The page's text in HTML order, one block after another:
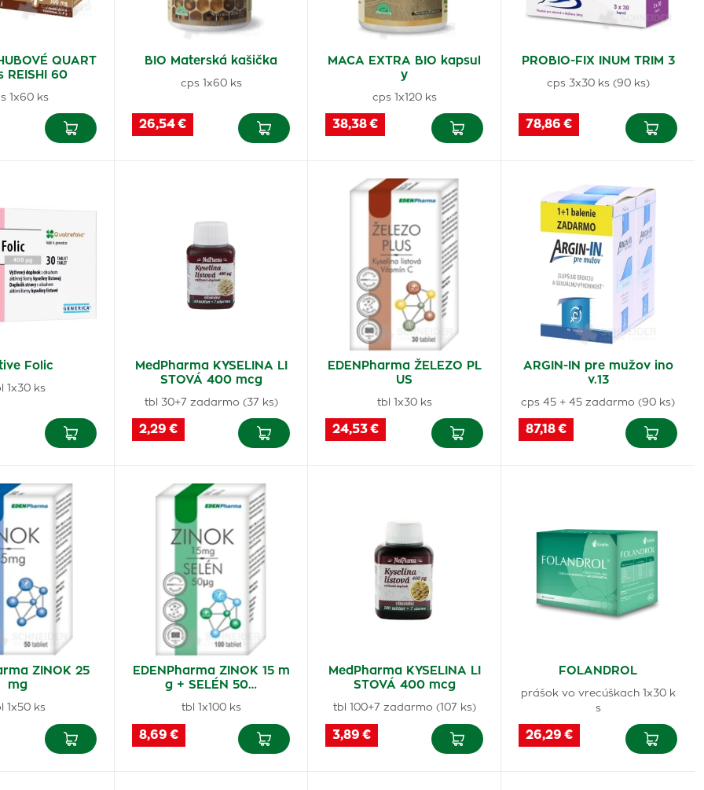
QUART
REISHI 60
1x60 ks
BIO Materská kašička
cps 1x60 ks
26,54 €
MACA EXTRA BIO kapsul
y
cps 1x120 ks
38,38 €
PROBIO-FIX INUM TRIM 3
cps 3x30 ks (90 ks)
78,86 €
Folic
1x30 ks
MedPharma KYSELINA LI
STOVÁ 400 mcg
tbl 30+7 zadarmo (37 ks)
2,29 €
EDENPharma ŽELEZO PL
US
tbl 1x30 ks
24,53 €
ARGIN-IN pre mužov ino
v.13
cps 45 + 45 zadarmo (90 ks)
87,18 €
ZINOK 25
mg
1x50 ks
EDENPharma ZINOK 15 m
g + SELÉN 50…
tbl 1x100 ks
8,69 €
MedPharma KYSELINA LI
STOVÁ 400 mcg
tbl 100+7 zadarmo (107 ks)
3,89 €
FOLANDROL
prášok vo vrecúškach 1x30 k
s
26,29 €